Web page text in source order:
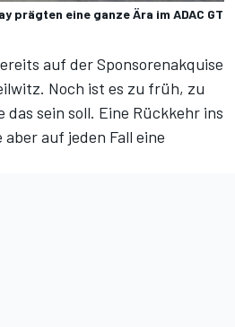
prägten eine ganze Ära im ADAC GT
auf der Sponsorenakquise
Noch ist es zu früh, zu
das sein soll. Eine Rückkehr ins
aber auf jeden Fall eine